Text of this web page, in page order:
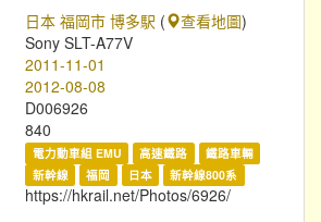
日本 福岡市 博多駅 ( 查看地圖)
Sony SLT-A77V
2011-11-01
2012-08-08
D006926
840
電力動車組 EMU 高速鐵路
鐵路車輛
新幹線
福岡 日本 新幹線800系
https://hkrail.net/Photos/6926/